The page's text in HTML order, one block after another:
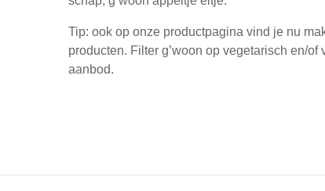
Tip: ook op onze productpagina vind je nu
producten. Filter g’woon op vegetarisch en/
aanbod.